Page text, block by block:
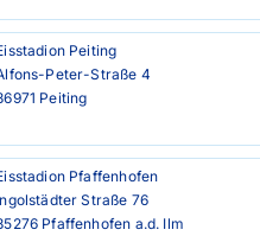
Peiting
Peter-Straße 4
Peiting
Pfaffenhofen
Straße 76
Pfaffenhofen a.d. Ilm